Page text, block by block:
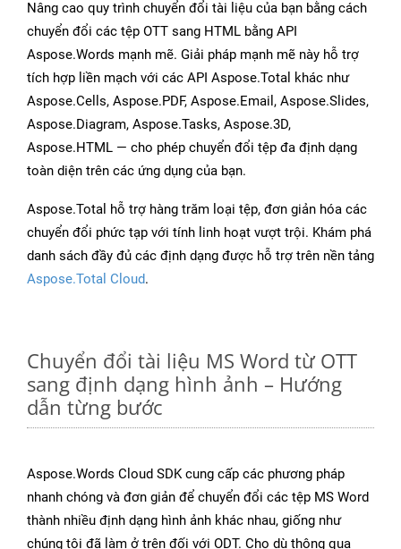
Nâng cao quy trình chuyển đổi tài liệu của bạn bằng cách
chuyển đổi các tệp OTT sang HTML bằng API
Aspose.Words mạnh mẽ. Giải pháp mạnh mẽ này hỗ trợ
tích hợp liền mạch với các API Aspose.Total khác như
Aspose.Cells, Aspose.PDF, Aspose.Email, Aspose.Slides,
Aspose.Diagram, Aspose.Tasks, Aspose.3D,
Aspose.HTML — cho phép chuyển đổi tệp đa định dạng
toàn diện trên các ứng dụng của bạn.
Aspose.Total hỗ trợ hàng trăm loại tệp, đơn giản hóa các
chuyển đổi phức tạp với tính linh hoạt vượt trội. Khám phá
danh sách đầy đủ các định dạng được hỗ trợ trên nền tảng
Aspose.Total Cloud.
Chuyển đổi tài liệu MS Word từ OTT
sang định dạng hình ảnh – Hướng
dẫn từng bước
Aspose.Words Cloud SDK cung cấp các phương pháp
nhanh chóng và đơn giản để chuyển đổi các tệp MS Word
thành nhiều định dạng hình ảnh khác nhau, giống như
chúng tôi đã làm ở trên đối với ODT. Cho dù thông qua